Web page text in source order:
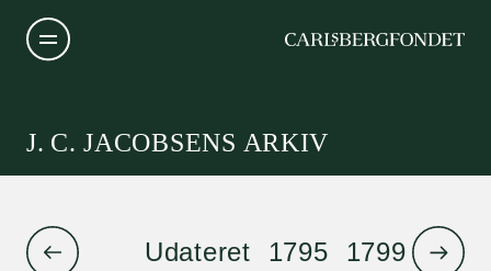
J. C. JACOBSENS ARKIV
Udateret 1795 1799 1801